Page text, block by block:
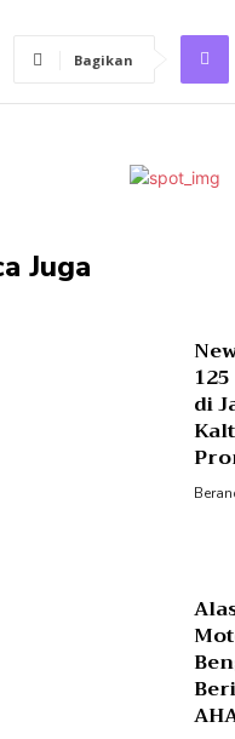
Bagikan
Juga
di